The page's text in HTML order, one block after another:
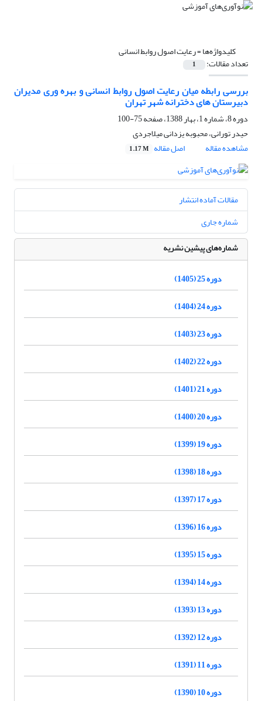
کلیدواژه‌ها =رعایت اصول روابط انسانی
تعداد مقالات: 1
بررسی رابطه میان رعایت اصول روابط انسانی و بهره وری مدیران
دبیرستان های دخترانه شهر تهران
دوره 8، شماره 1، بهار 1388، صفحه
75-100
حیدر تورانی، محبوبه یزدانی میلاجردی
مشاهده مقاله
اصل مقاله 1.17 M
مقالات آماده انتشار
شماره جاری
شماره‌های پیشین نشریه
دوره 25 (1405)
دوره 24 (1404)
دوره 23 (1403)
دوره 22 (1402)
دوره 21 (1401)
دوره 20 (1400)
دوره 19 (1399)
دوره 18 (1398)
دوره 17 (1397)
دوره 16 (1396)
دوره 15 (1395)
دوره 14 (1394)
دوره 13 (1393)
دوره 12 (1392)
دوره 11 (1391)
دوره 10 (1390)